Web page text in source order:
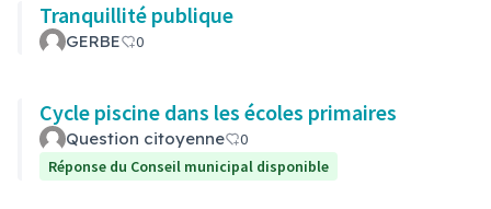
Tranquillité publique
GERBE 0
Cycle piscine dans les écoles primaires
Question citoyenne
0
Réponse du Conseil municipal disponible